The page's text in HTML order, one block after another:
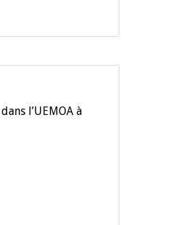
l’UEMOA à